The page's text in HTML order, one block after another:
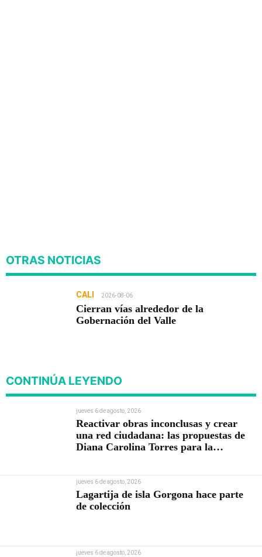
OTRAS NOTICIAS
CALI 2026-08-06
Cierran vías alrededor de la
Gobernación del Valle
CONTINÚA LEYENDO
jueves 6 de agosto, 2026
Reactivar obras inconclusas y crear
una red ciudadana: las propuestas de
Diana Carolina Torres para la
jueves 6 de agosto, 2026
Lagartija de isla Gorgona hace parte
de colección
jueves 6 de agosto, 2026